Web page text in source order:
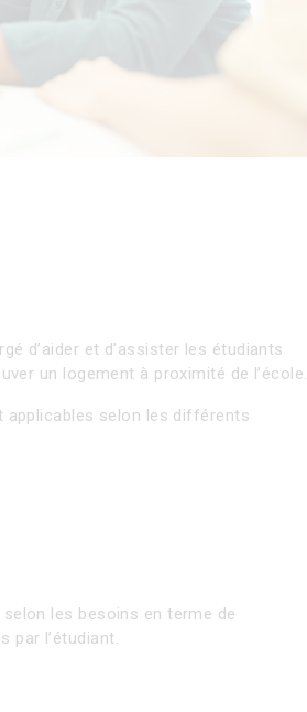
d’aider et d’assister les étudiants
un logement à proximité de l’école.
selon les différents
les besoins en terme de
par l’étudiant.